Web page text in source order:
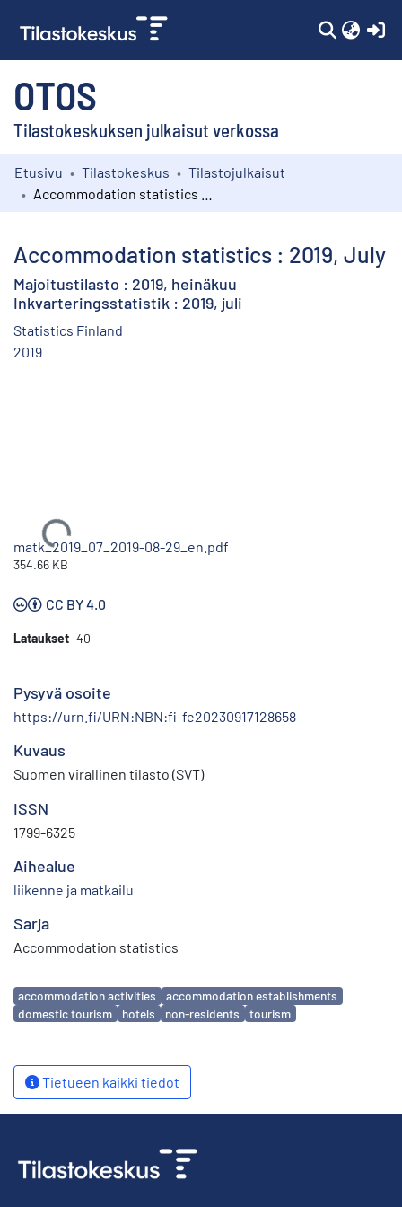
OTOS
Tilastokeskuksen julkaisut verkossa
Kokoelmat
Etusivu Tilastokeskus
Tilastojulkaisut
Accommodation statistics : 2019, July
Majoitustilasto : 2019, heinäkuu
Inkvarteringsstatistik : 2019, juli
Statistics Finland
2019
Ladataan...
matk_2019_07_2019-08-29_en.pdf
354.66 KB
CC BY 4.0
Lataukset 40
Pysyvä osoite
https://urn.fi/URN:NBN:fi-fe20230917128658
Kuvaus
Suomen virallinen tilasto (SVT)
ISSN
1799-6325
Aihealue
liikenne ja matkailu
Sarja
Accommodation statistics
Avainsanat
accommodation activities
accommodation establishments
domestic tourism
hotels non-residents tourism
Tietueen kaikki tiedot